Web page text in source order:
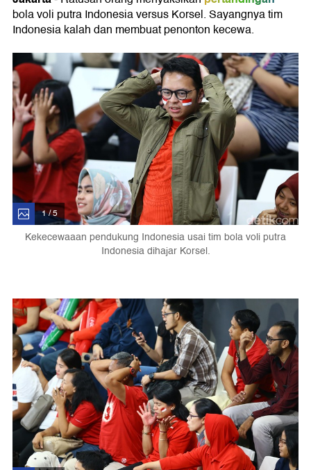
bola voli putra Indonesia versus Korsel. Sayangnya tim
Indonesia kalah dan membuat penonton kecewa.
1 / 5
Kekecewaaan pendukung Indonesia usai tim bola voli putra
Indonesia dihajar Korsel.